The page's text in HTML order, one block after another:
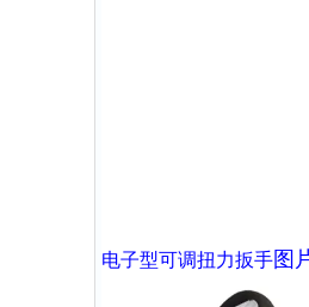
电子型可调扭力扳手图